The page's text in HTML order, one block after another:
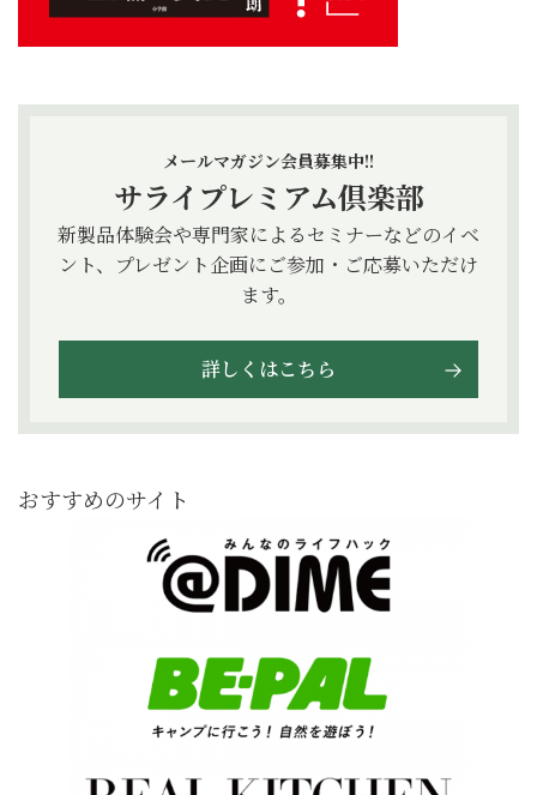
メールマガジン会員募集中!!
サライプレミアム倶楽部
新製品体験会や専門家によるセミナーなどのイベ
ント、プレゼント企画にご参加・ご応募いただけ
ます。
詳しくはこちら
おすすめのサイト